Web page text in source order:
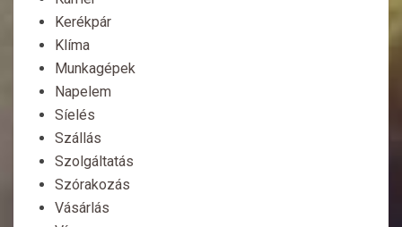
Kerékpár
Klíma
Munkagépek
Napelem
Síelés
Szállás
Szolgáltatás
Szórakozás
Vásárlás